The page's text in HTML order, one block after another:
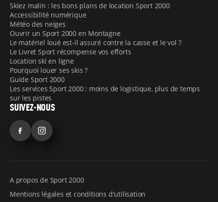
Skiez malin : les bons plans de location Sport 2000
Accessibilité numérique
Météo des neiges
Ouvrir un Sport 2000 en Montagne
Le matériel loué est-il assuré contre la casse et le vol ?
Le Livret Sport récompense vos efforts
Location ski en ligne
Pourquoi louer ses skis ?
Guide Sport 2000
Les services Sport 2000 : moins de logistique, plus de temps
sur les pistes
SUIVEZ-NOUS
FacebookInstagram
A propos de Sport 2000
Mentions légales et conditions d'utilisation